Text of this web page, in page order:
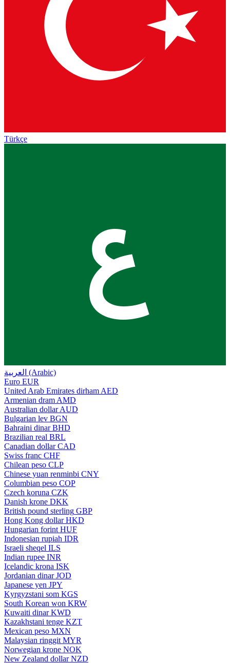
Türkçe
ع
العربية (Arabic)
Euro EUR
United Arab Emirates dirham AED
Armenian dram AMD
Australian dollar AUD
Bulgarian lev BGN
Bahraini dinar BHD
Brazilian real BRL
Canadian dollar CAD
Swiss franc CHF
Chilean peso CLP
Chinese yuan renminbi CNY
Columbian peso COP
Czech koruna CZK
Danish krone DKK
British pound sterling GBP
Hong Kong dollar HKD
Hungarian forint HUF
Indonesian rupiah IDR
Israeli sheqel ILS
Indian rupee INR
Icelandic krona ISK
Jordanian dinar JOD
Japanese yen JPY
Kyrgyzstani som KGS
South Korean won KRW
Kuwaiti dinar KWD
Kazakhstani tenge KZT
Mexican peso MXN
Malaysian ringgit MYR
Norwegian krone NOK
New Zealand dollar NZD